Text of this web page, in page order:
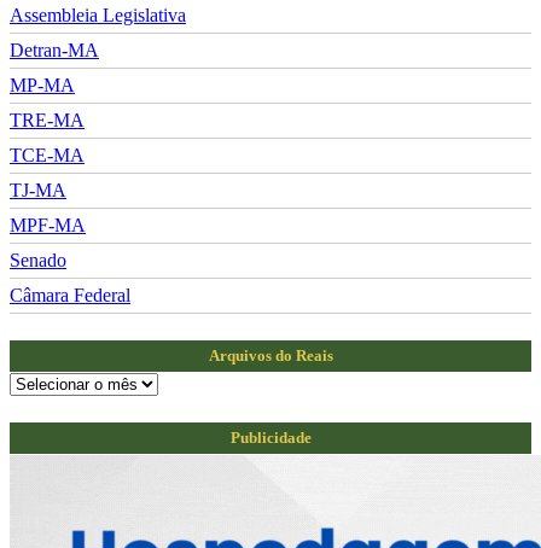
Assembleia Legislativa
Detran-MA
MP-MA
TRE-MA
TCE-MA
TJ-MA
MPF-MA
Senado
Câmara Federal
Arquivos do Reais
Arquivos
Reais
Publicidade